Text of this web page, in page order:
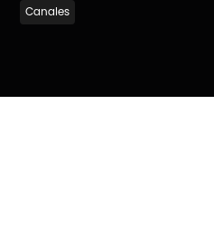
Canales